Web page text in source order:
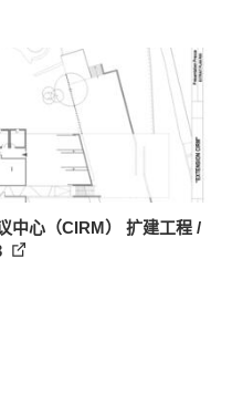
中心（CIRM） 扩建工程 /